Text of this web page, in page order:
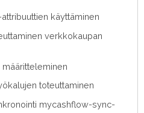
käyttäminen
verkkokaupan
toteuttaminen
mycashflow-sync-